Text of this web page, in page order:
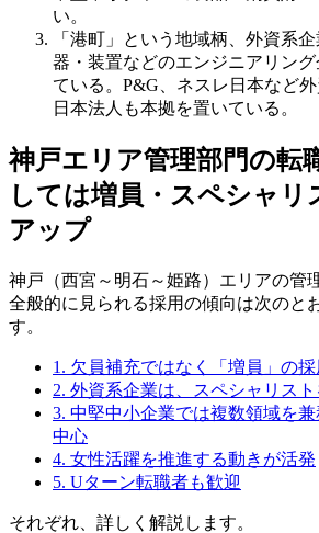
い。
「港町」という地域柄、外資系
器・装置などのエンジニアリン
ている。P&G、ネスレ日本など
日本法人も本拠を置いている。
神戸エリア管理部門の転
しては増員・スペシャリ
アップ
神戸（西宮～明石～姫路）エリアの管
全般的に見られる採用の傾向は次のと
す。
1. 欠員補充ではなく「増員」の
2. 外資系企業は、スペシャリスト
3. 中堅中小企業では複数領域を
中心
4. 女性活躍を推進する動きが活発
5. Uターン転職者も歓迎
それぞれ、詳しく解説します。